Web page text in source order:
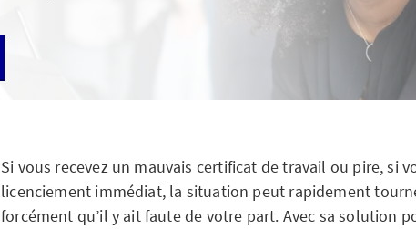
Si vous recevez un mauvais certificat de travail ou pire, si
licenciement immédiat, la situation peut rapidement
forcément qu’il y ait faute de votre part. Avec sa solution